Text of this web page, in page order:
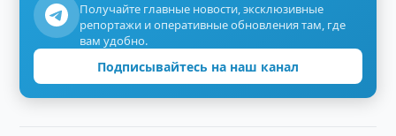
Получайте главные новости, эксклюзивные
репортажи и оперативные обновления там, где
вам удобно.
Подписывайтесь на наш канал